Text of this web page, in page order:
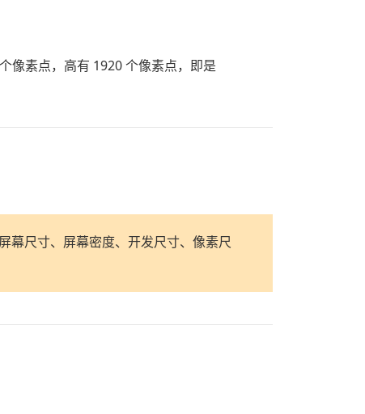
像素点，高有 1920 个像素点，即是
幕尺寸、屏幕密度、开发尺寸、像素尺